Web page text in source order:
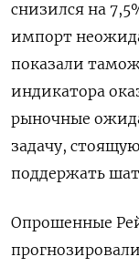
снизился на
импорт
показали
индикатора
рыночные
задачу,
поддержать
Опрошенные